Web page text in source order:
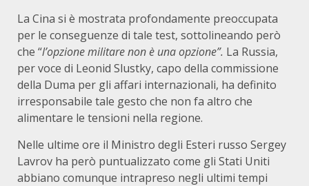
La Cina si è mostrata profondamente preoccupata
per le conseguenze di tale test, sottolineando però
che “l’opzione militare non è una opzione”. La Russia,
per voce di Leonid Slustky, capo della commissione
della Duma per gli affari internazionali, ha definito
irresponsabile tale gesto che non fa altro che
alimentare le tensioni nella regione.
Nelle ultime ore il Ministro degli Esteri russo Sergey
Lavrov ha però puntualizzato come gli Stati Uniti
abbiano comunque intrapreso negli ultimi tempi